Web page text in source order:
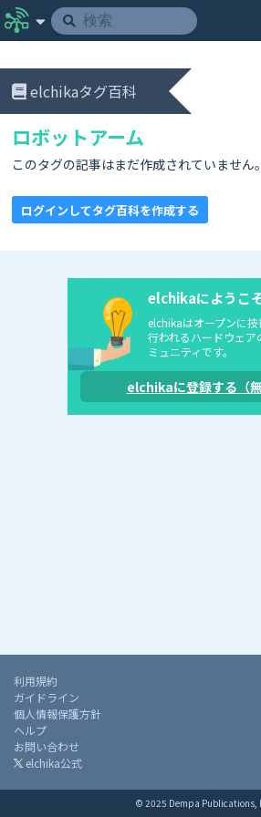
elchikaタグ百科
ロボットアーム
このタグの記事はまだ作成されていません。
ログインしてタグ百科を作成する
elchikaにようこ
elchikaはオープンに
行われるハードウェア
ミュニティです。
elchikaに登録する（無
利用規約
ガイドライン
個人情報保護方針
ヘルプ
お問い合わせ
elchika公式
© 2025 Dempa Publications,